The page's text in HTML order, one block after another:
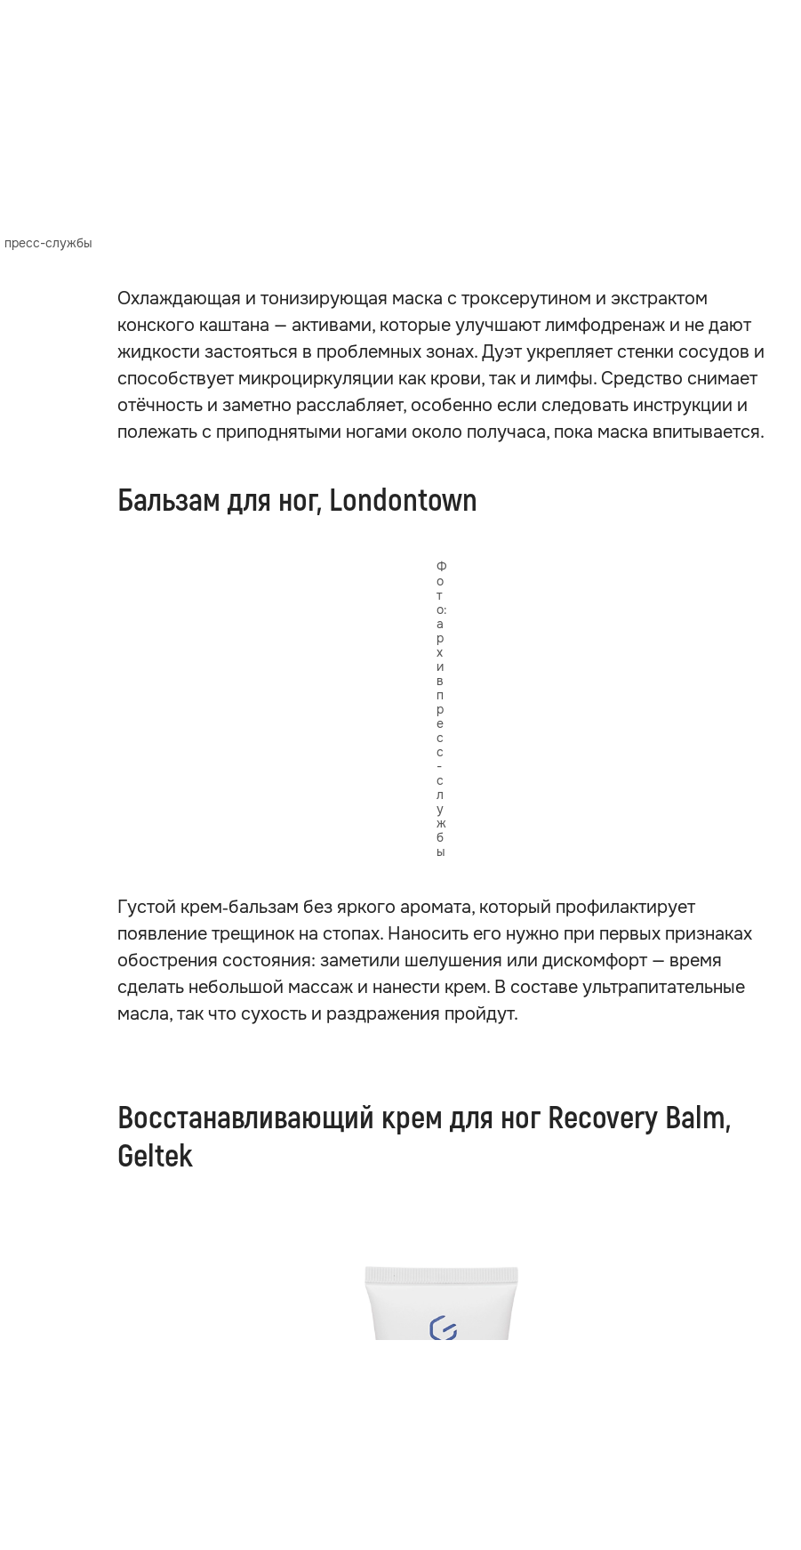
пресс-службы
Охлаждающая и тонизирующая маска с троксерутином и экстрактом
конского каштана — активами, которые улучшают лимфодренаж и не дают
жидкости застояться в проблемных зонах. Дуэт укрепляет стенки сосудов и
способствует микроциркуляции как крови, так и лимфы. Средство снимает
отёчность и заметно расслабляет, особенно если следовать инструкции и
полежать с приподнятыми ногами около получаса, пока маска впитывается.
Бальзам для ног, Londontown
Ф
о
т
о:
а
р
х
и
в
п
р
е
с
с
-
с
л
у
ж
б
ы
Густой крем‑бальзам без яркого аромата, который профилактирует
появление трещинок на стопах. Наносить его нужно при первых признаках
обострения состояния: заметили шелушения или дискомфорт — время
сделать небольшой массаж и нанести крем. В составе ультрапитательные
масла, так что сухость и раздражения пройдут.
Восстанавливающий крем для ног Recovery Balm,
Geltek